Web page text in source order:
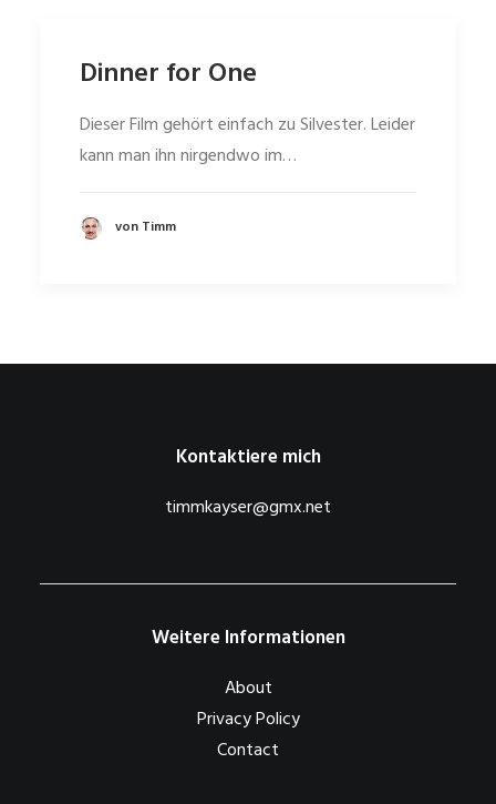
Dinner for One
Dieser Film gehört einfach zu Silvester. Leider
kann man ihn nirgendwo im…
von Timm
Kontaktiere mich
timmkayser@gmx.net
Weitere Informationen
About
Privacy Policy
Contact